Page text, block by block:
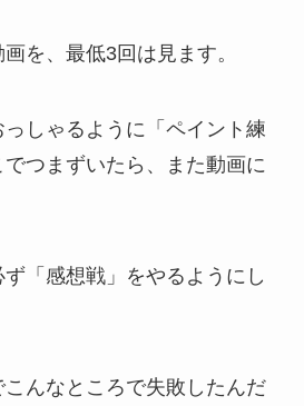
を、最低3回は見ます。
しゃるように「ペイント練
つまずいたら、また動画に
「感想戦」をやるようにし
んなところで失敗したんだ